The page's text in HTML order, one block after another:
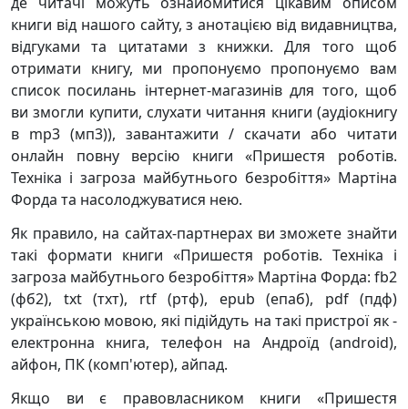
книги від нашого сайту, з анотацією від видавництва,
відгуками та цитатами з книжки. Для того щоб
отримати книгу, ми пропонуємо пропонуємо вам
список посилань інтернет-магазинів для того, щоб
ви змогли купити, слухати читання книги (аудіокнигу
в mp3 (мп3)), завантажити / скачати або читати
онлайн повну версію книги «Пришестя роботів.
Техніка і загроза майбутнього безробіття» Мартіна
Форда та насолоджуватися нею.
Як правило, на сайтах-партнерах ви зможете знайти
такі формати книги «Пришестя роботів. Техніка і
загроза майбутнього безробіття» Мартіна Форда: fb2
(фб2), txt (тхт), rtf (ртф), epub (епаб), pdf (пдф)
українською мовою, які підійдуть на такі пристрої як -
електронна книга, телефон на Андроїд (android),
айфон, ПК (комп'ютер), айпад.
Якщо ви є правовласником книги «Пришестя